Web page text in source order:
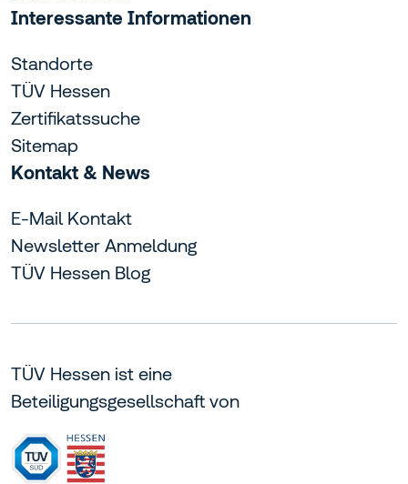
Interessante Informationen
Standorte
TÜV Hessen
Zertifikatssuche
Sitemap
Kontakt & News
E-Mail Kontakt
Newsletter Anmeldung
TÜV Hessen Blog
TÜV Hessen ist eine
Beteiligungsgesellschaft von